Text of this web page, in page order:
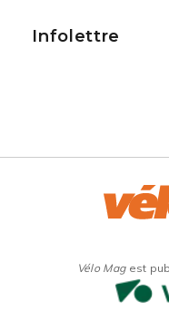
Infolettre
Vélo Magest